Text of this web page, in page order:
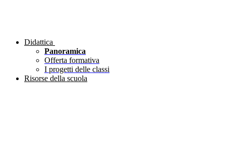
Didattica
Panoramica
Offerta formativa
I progetti delle classi
Risorse della scuola